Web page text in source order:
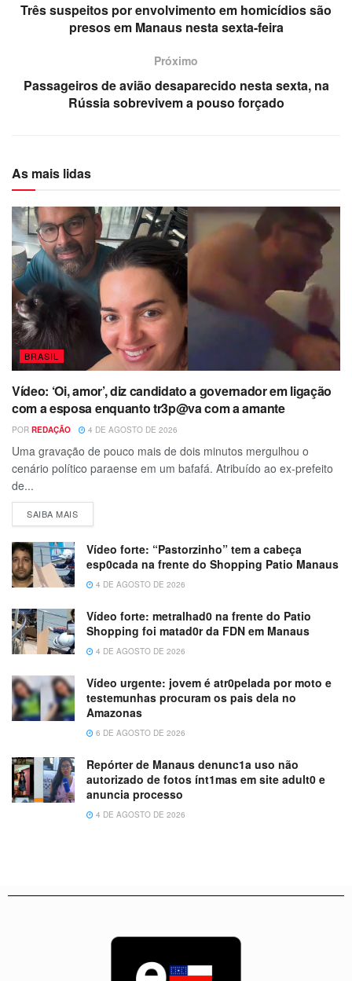
Três suspeitos por envolvimento em homicídios são
presos em Manaus nesta sexta-feira
Próximo
Passageiros de avião desaparecido nesta sexta, na
Rússia sobrevivem a pouso forçado
As mais lidas
BRASIL
Vídeo: ‘Oi, amor’, diz candidato a governador em ligação
com a esposa enquanto tr3p@va com a amante
POR REDAÇÃO 4 DE AGOSTO DE 2026
Uma gravação de pouco mais de dois minutos mergulhou o
cenário político paraense em um bafafá. Atribuído ao ex-prefeito
de...
SAIBA MAIS
Vídeo forte: “Pastorzinho” tem a cabeça
esp0cada na frente do Shopping Patio Manaus
4 DE AGOSTO DE 2026
Vídeo forte: metralhad0 na frente do Patio
Shopping foi matad0r da FDN em Manaus
4 DE AGOSTO DE 2026
Vídeo urgente: jovem é atr0pelada por moto e
testemunhas procuram os pais dela no
Amazonas
6 DE AGOSTO DE 2026
Repórter de Manaus denunc1a uso não
autorizado de fotos ínt1mas em site adult0 e
anuncia processo
4 DE AGOSTO DE 2026